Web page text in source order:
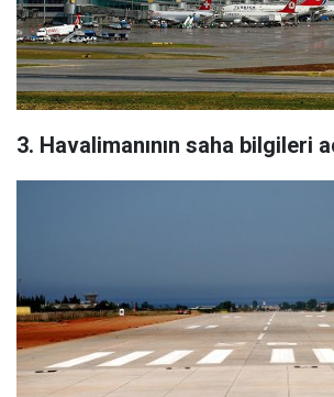
3. Havalimanının saha bilgileri